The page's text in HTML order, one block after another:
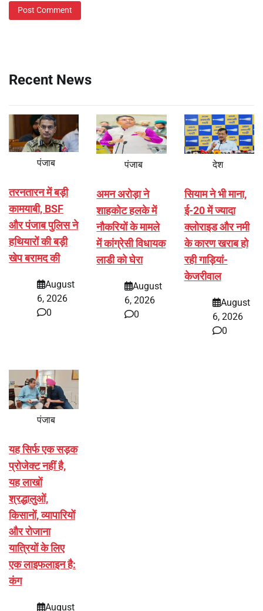
Recent News
पंजाब
तरनतारन में बड़ी
कामयाबी, BSF
और पंजाब पुलिस ने
हथियारों की बड़ी
खेप बरामद की
August
6, 2026
0
पंजाब
अमन अरोड़ा ने
शाहकोट हलके में
नौकरियों के मामले
में कांग्रेसी विधायक
लाडी को घेरा
August
6, 2026
0
देश
सियाम ने भी माना,
ई-20 में ज्यादा
क्लोराइड और नमी
के कारण खराब हो
रही गाड़ियां-
केजरीवाल
August
6, 2026
0
पंजाब
यह सिर्फ एक सड़क
प्रोजेक्ट नहीं है,
यह लाखों
श्रद्धालुओं,
किसानों, व्यापारियों
और रोजाना
यात्रियों के लिए
एक लाइफलाइन है:
कंग
August